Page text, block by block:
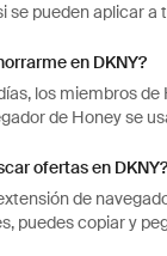
se pueden aplicar a
en DKNY?
los miembros
de Honey se
ofertas en DKNY?
de
puedes copiar y